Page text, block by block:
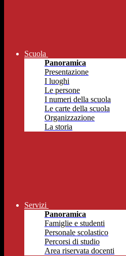
Scuola
Panoramica
Presentazione
I luoghi
Le persone
I numeri della scuola
Le carte della scuola
Organizzazione
La storia
Servizi
Panoramica
Famiglie e studenti
Personale scolastico
Percorsi di studio
Area riservata docenti